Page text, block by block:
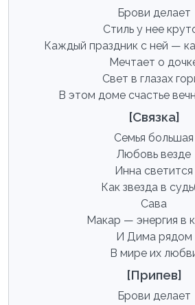
Брови делает
Стиль у нее
Каждый праздник с ней —
Мечтает о
Свет в глазах
В этом доме счастье
[Связка]
Семья большая
Любовь везде
Инна светится
Как звезда в
Сава
Макар — энергия в
И Дима рядом
В мире их
[Припев]
Брови делает